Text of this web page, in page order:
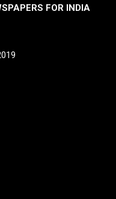
FOR INDIA